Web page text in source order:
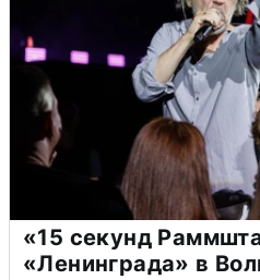
«15 секунд
«Ленинграда» в